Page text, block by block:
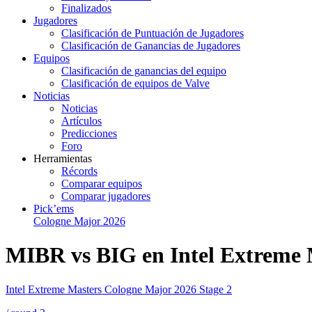
Finalizados
Jugadores
Clasificación de Puntuación de Jugadores
Clasificación de Ganancias de Jugadores
Equipos
Clasificación de ganancias del equipo
Clasificación de equipos de Valve
Noticias
Noticias
Artículos
Predicciones
Foro
Herramientas
Récords
Comparar equipos
Comparar jugadores
Pick’ems
Cologne Major 2026
MIBR vs BIG en Intel Extreme
Intel Extreme Masters Cologne Major 2026 Stage 2